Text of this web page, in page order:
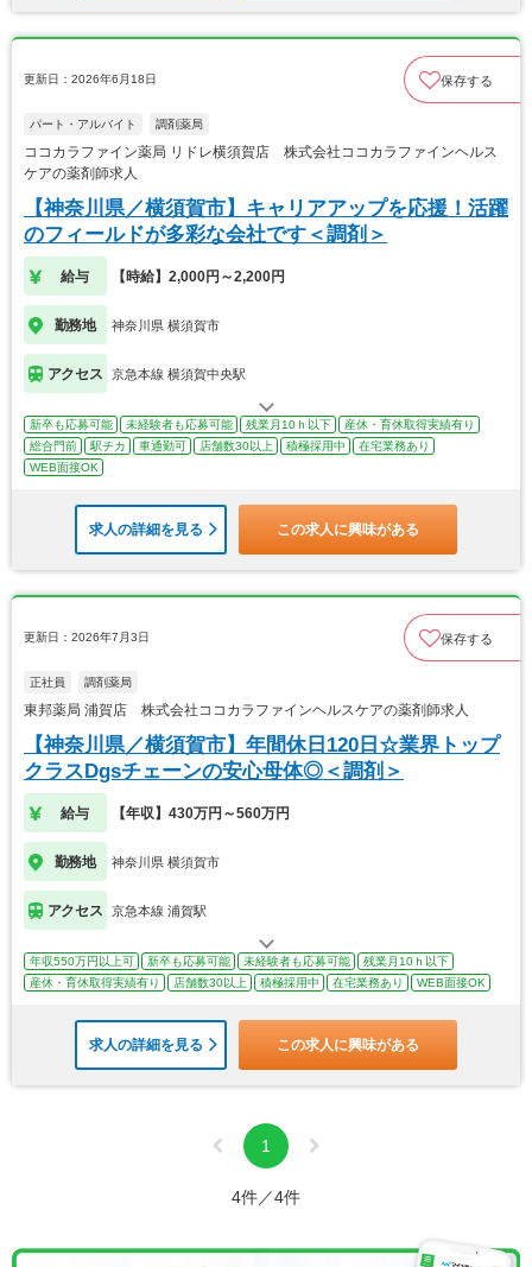
更新日：2026年6月18日 保存する
パート・アルバイト 調剤薬局
ココカラファイン薬局 リドレ横須賀店 株式会社ココカラファインヘルス
ケアの薬剤師求人
【神奈川県／横須賀市】キャリアアップを応援！活躍
のフィールドが多彩な会社です＜調剤＞
給与 【時給】2,000円～2,200円
勤務地 神奈川県 横須賀市
アクセス 京急本線 横須賀中央駅
新卒も応募可能 未経験者も応募可能 残業月10ｈ以下
産休・育休取得実績有り
総合門前
駅チカ 車通勤可 店舗数30以上 積極採用中
在宅業務あり
WEB面接OK
求人の詳細を見る この求人に興味がある
更新日：2026年7月3日 保存する
正社員 調剤薬局
東邦薬局 浦賀店 株式会社ココカラファインヘルスケアの薬剤師求人
【神奈川県／横須賀市】年間休日120日☆業界トップ
クラスDgsチェーンの安心母体◎＜調剤＞
給与 【年収】430万円～560万円
勤務地 神奈川県 横須賀市
アクセス 京急本線 浦賀駅
年収550万円以上可 新卒も応募可能 未経験者も応募可能
残業月10ｈ以下
産休・育休取得実績有り
店舗数30以上 積極採用中 在宅業務あり WEB面接OK
求人の詳細を見る この求人に興味がある
1
4件／4件